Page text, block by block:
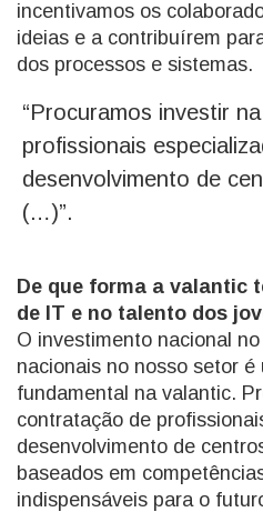
incentivamos os
ideias e a contribuírem
dos processos e sistemas.
“Procuramos investir
profissionais
desenvolvimento de
(…)”.
De que forma a valantic
de IT e no talento dos
O investimento nacional
nacionais no nosso setor
fundamental na valantic.
contratação de
desenvolvimento de
baseados em
indispensáveis para o